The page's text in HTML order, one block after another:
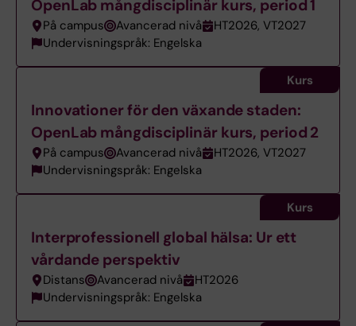
OpenLab mångdisciplinär kurs, period 1
På campus Avancerad nivå
HT2026, VT2027
Undervisningspråk: Engelska
Innovationer för den växande staden:
OpenLab mångdisciplinär kurs, period 2
På campus Avancerad nivå
HT2026, VT2027
Undervisningspråk: Engelska
Kurs
Interprofessionell global hälsa: Ur ett
vårdande perspektiv
Distans Avancerad nivå
HT2026
Undervisningspråk: Engelska
Kurs